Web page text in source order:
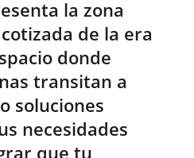
la zona
de la era
donde
transitan a
soluciones
necesidades
que tu